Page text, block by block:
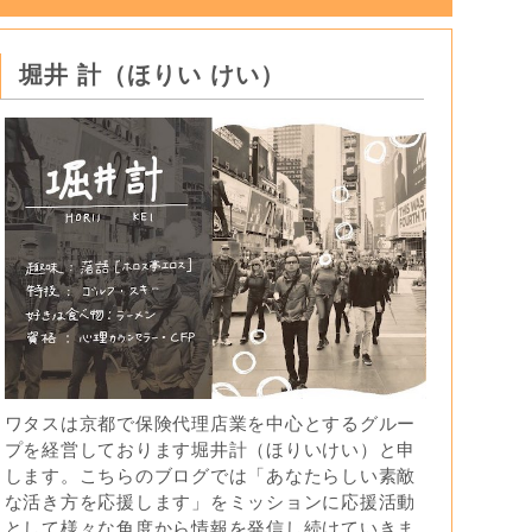
堀井 計（ほりい けい）
ワタスは京都で保険代理店業を中心とするグルー
プを経営しております堀井計（ほりいけい）と申
します。こちらのブログでは「あなたらしい素敵
な活き方を応援します」をミッションに応援活動